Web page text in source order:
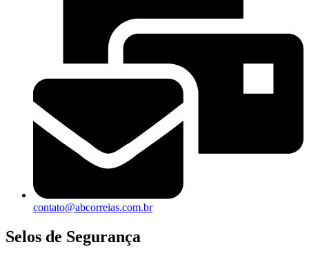
contato@abcorreias.com.br
Selos de Segurança